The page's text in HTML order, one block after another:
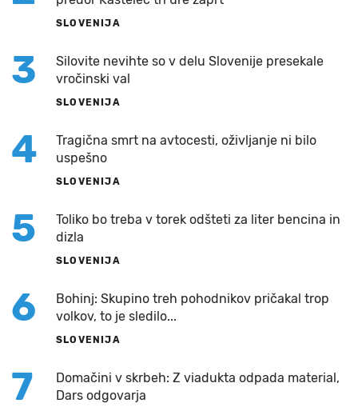
SLOVENIJA
3
Silovite nevihte so v delu Slovenije presekale
vročinski val
SLOVENIJA
4
Tragična smrt na avtocesti, oživljanje ni bilo
uspešno
SLOVENIJA
5
Toliko bo treba v torek odšteti za liter bencina in
dizla
SLOVENIJA
6
Bohinj: Skupino treh pohodnikov pričakal trop
volkov, to je sledilo...
SLOVENIJA
7
Domačini v skrbeh: Z viadukta odpada material,
Dars odgovarja